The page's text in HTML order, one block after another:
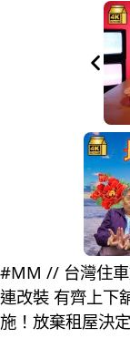
#MM // 台灣住
連改裝 有齊上下
施！放棄租屋決